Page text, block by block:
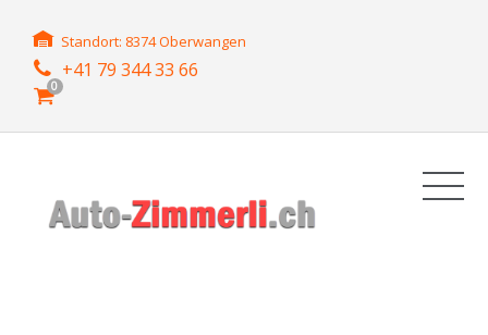
Standort: 8374 Oberwangen
+41 79 344 33 66
0